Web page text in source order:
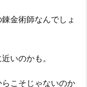
金術師なんでしょ
いのかも。
こそじゃないのか